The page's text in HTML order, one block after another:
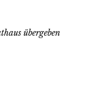
übergeben